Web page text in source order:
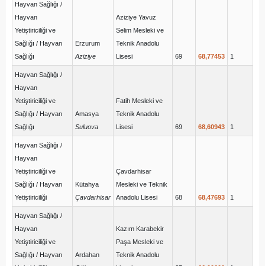
Hayvan Sağlığı /
Hayvan
Yetiştiriciliği ve
Sağlığı / Hayvan
Sağlığı
Erzurum
Aziziye
Aziziye Yavuz
Selim Mesleki ve
Teknik Anadolu
Lisesi
69 68,77453 1
Hayvan Sağlığı /
Hayvan
Yetiştiriciliği ve
Sağlığı / Hayvan
Sağlığı
Amasya
Suluova
Fatih Mesleki ve
Teknik Anadolu
Lisesi
69 68,60943 1
Hayvan Sağlığı /
Hayvan
Yetiştiriciliği ve
Sağlığı / Hayvan
Yetiştiriciliği
Kütahya
Çavdarhisar
Çavdarhisar
Mesleki ve Teknik
Anadolu Lisesi
68 68,47693 1
Hayvan Sağlığı /
Hayvan
Yetiştiriciliği ve
Sağlığı / Hayvan
Ardahan
Kazım Karabekir
Paşa Mesleki ve
Teknik Anadolu